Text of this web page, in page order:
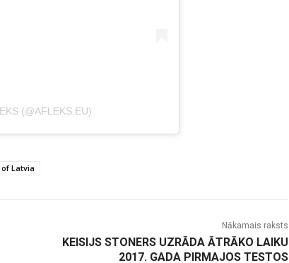
(@AFLEKS.EU)
of Latvia
Nākamais raksts
KEISIJS STONERS UZRĀDA ĀTRĀKO LAIKU
2017. GADA PIRMAJOS TESTOS